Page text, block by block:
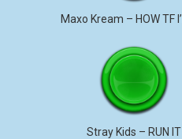
Stray Kids – RUN IT